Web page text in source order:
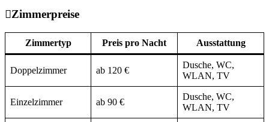
Zimmerpreise
Zimmertyp Preis pro Nacht Ausstattung
Doppelzimmer ab 120 €
Dusche, WC,
WLAN, TV
Einzelzimmer ab 90 €
Dusche, WC,
WLAN, TV